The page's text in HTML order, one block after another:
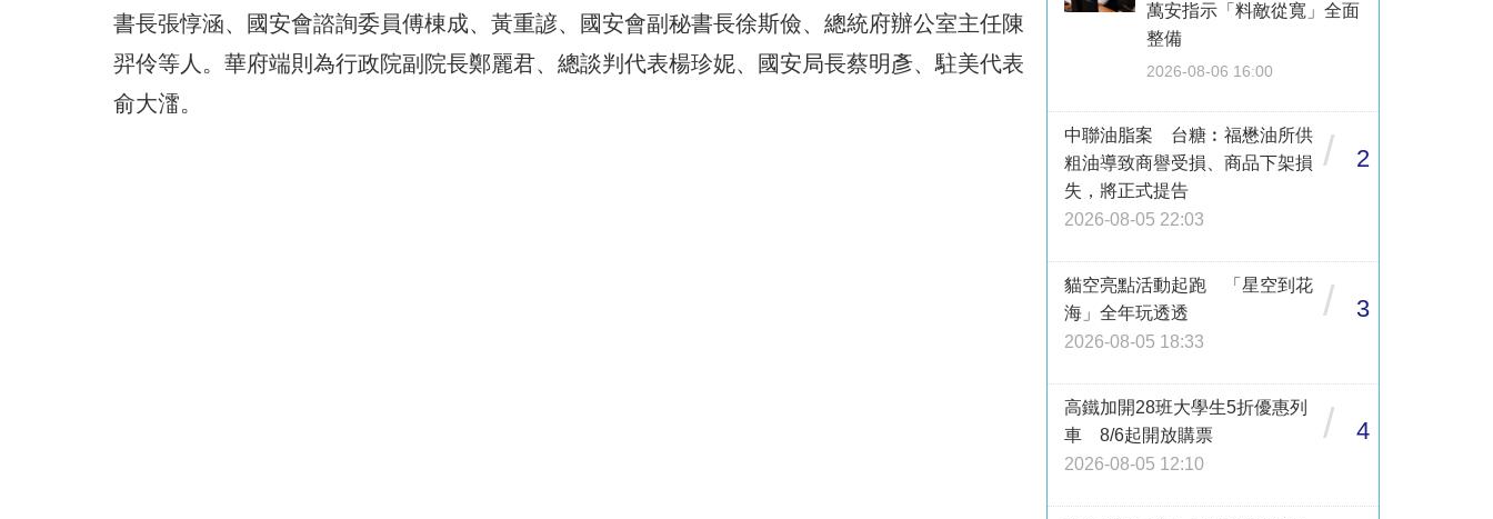
書長張惇涵、國安會諮詢委員傅棟成、黃重諺、國安會副秘書長徐斯儉、總統府辦公室主任陳
羿伶等人。華府端則為行政院副院長鄭麗君、總談判代表楊珍妮、國安局長蔡明彥、駐美代表
俞大㵢。
萬安指示「料敵從寬」全面
整備
2026-08-06 16:00
中聯油脂案 台糖︰福懋油所供
粗油導致商譽受損、商品下架損
失，將正式提告
2026-08-05 22:03
/ 2
貓空亮點活動起跑 「星空到花
海」全年玩透透
2026-08-05 18:33
/ 3
高鐵加開28班大學生5折優惠列
車 8/6起開放購票
2026-08-05 12:10
/ 4